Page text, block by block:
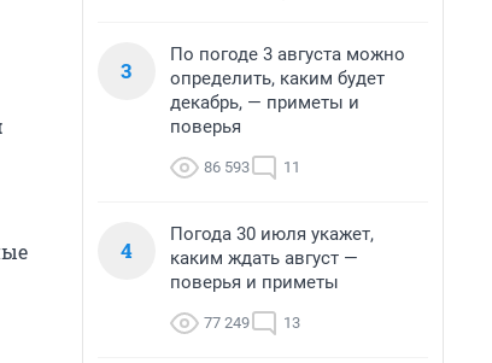
3
По погоде 3 августа можно
определить, каким будет
декабрь, — приметы и
поверья
86 593 11
4
Погода 30 июля укажет,
каким ждать август —
поверья и приметы
77 249 13